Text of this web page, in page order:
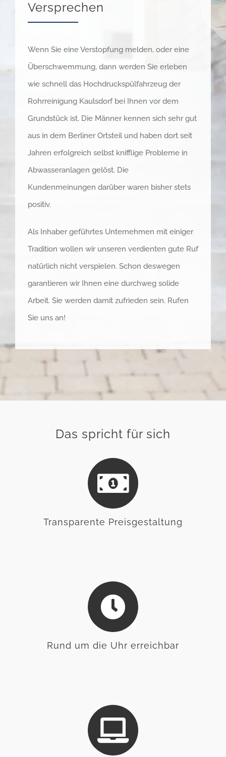
Versprechen
Wenn Sie eine Verstopfung melden, oder eine
Überschwemmung, dann werden Sie erleben
wie schnell das Hochdruckspülfahrzeug der
Rohrreinigung Kaulsdorf bei Ihnen vor dem
Grundstück ist. Die Männer kennen sich sehr gut
aus in dem Berliner Ortsteil und haben dort seit
Jahren erfolgreich selbst knifflige Probleme in
Abwasseranlagen gelöst. Die
Kundenmeinungen darüber waren bisher stets
positiv.
Als Inhaber geführtes Unternehmen mit einiger
Tradition wollen wir unseren verdienten gute Ruf
natürlich nicht verspielen. Schon deswegen
garantieren wir Ihnen eine durchweg solide
Arbeit. Sie werden damit zufrieden sein. Rufen
Sie uns an!
Das spricht für sich
Transparente Preisgestaltung
Rund um die Uhr erreichbar